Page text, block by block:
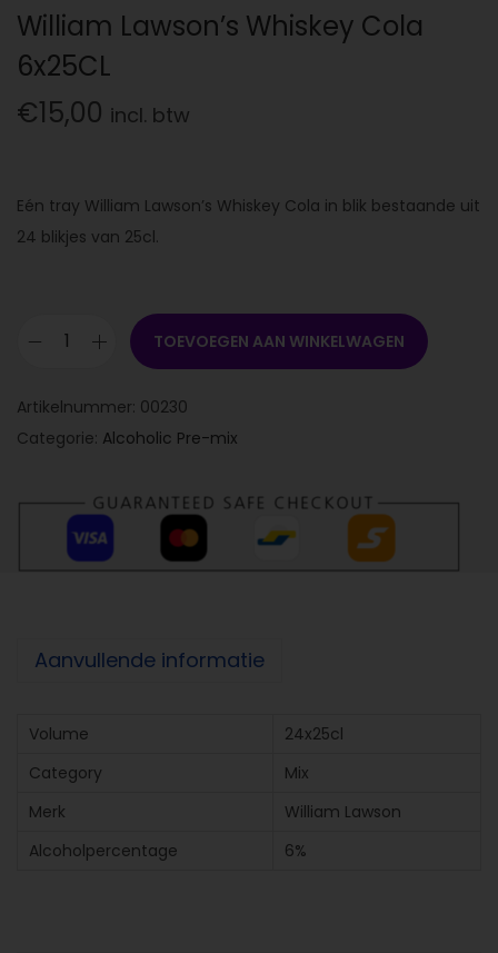
William Lawson’s Whiskey Cola
6x25CL
€15,00 incl. btw
Eén tray William Lawson’s Whiskey Cola in blik bestaande uit
24 blikjes van 25cl.
TOEVOEGEN AAN WINKELWAGEN
Artikelnummer: 00230
Categorie: Alcoholic Pre-mix
Aanvullende informatie
Volume
24x25cl
Category
Mix
Merk
William Lawson
Alcoholpercentage
6%